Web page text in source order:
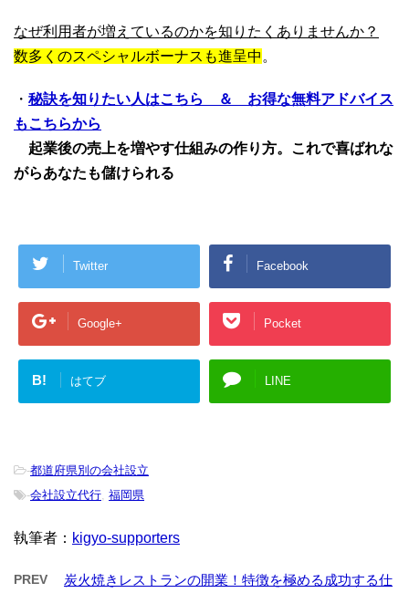
なぜ利用者が増えているのかを知りたくありませんか？
数多くのスペシャルボーナスも進呈中 。
・ 秘訣を知りたい人はこちら ＆ お得な無料アドバイス
もこちらから
起業後の売上を増やす仕組みの作り方。これで喜ばれな
がらあなたも儲けられる
Twitter Facebook
Google+ Pocket
B! はてブ LINE
-都道府県別の会社設立
-会社設立代行 福岡県
執筆者： kigyo-supporters
PREV
炭火焼きレストランの開業！特徴を極める成功する仕